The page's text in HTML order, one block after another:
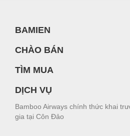
BAMIEN
CHÀO BÁN
TÌM MUA
DỊCH VỤ
Bamboo Airways chính thức khai
gia tại Côn Đảo